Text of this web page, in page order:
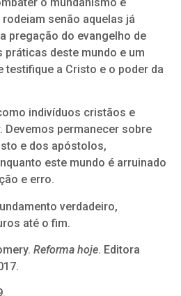
senão aquelas já
pregação do evangelho de
práticas deste mundo e um
testifique a Cristo e o poder da
indivíduos cristãos e
Devemos permanecer sobre
e dos apóstolos,
este mundo é arruinado
e erro.
verdadeiro,
até o fim.
Reforma hoje. Editora